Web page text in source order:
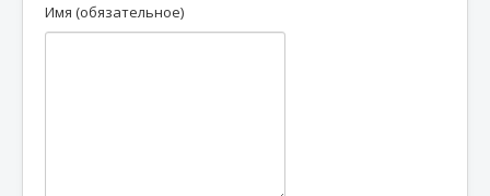
Имя (обязательное)